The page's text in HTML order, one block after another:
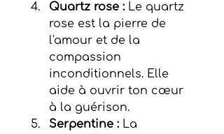
Quartz rose : Le quartz
rose est la pierre de
l'amour et de la
compassion
inconditionnels. Elle
aide à ouvrir ton cœur
à la guérison.
Serpentine : La